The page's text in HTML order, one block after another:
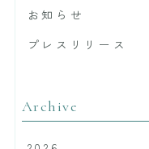
お知らせ
プレスリリース
Archive